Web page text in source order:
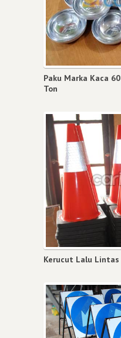
Paku Marka Kaca 60
Ton
Kerucut Lalu Lintas